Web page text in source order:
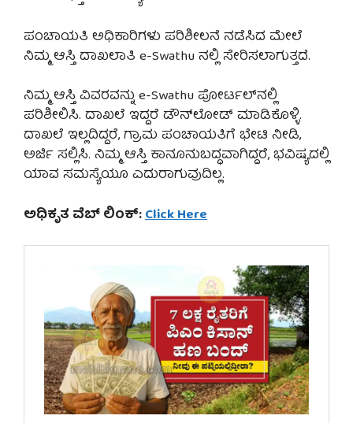
ಪಂಚಾಯತಿ ಅಧಿಕಾರಿಗಳು ಪರಿಶೀಲನೆ ನಡೆಸಿದ ಮೇಲೆ
ನಿಮ್ಮ ಆಸ್ತಿ ದಾಖಲಾತಿ e-Swathu ನಲ್ಲಿ ಸೇರಿಸಲಾಗುತ್ತದೆ.
ನಿಮ್ಮ ಆಸ್ತಿ ವಿವರವನ್ನು e-Swathu ಪೋರ್ಟಲ್‌ನಲ್ಲಿ
ಪರಿಶೀಲಿಸಿ. ದಾಖಲೆ ಇದ್ದರೆ ಡೌನ್‌ಲೋಡ್ ಮಾಡಿಕೊಳ್ಳಿ.
ದಾಖಲೆ ಇಲ್ಲದಿದ್ದರೆ, ಗ್ರಾಮ ಪಂಚಾಯತಿಗೆ ಭೇಟಿ ನೀಡಿ,
ಅರ್ಜಿ ಸಲ್ಲಿಸಿ. ನಿಮ್ಮ ಆಸ್ತಿ ಕಾನೂನುಬದ್ಧವಾಗಿದ್ದರೆ, ಭವಿಷ್ಯದಲ್ಲಿ
ಯಾವ ಸಮಸ್ಯೆಯೂ ಎದುರಾಗುವುದಿಲ್ಲ.
ಅಧಿಕೃತ ವೆಬ್ ಲಿಂಕ್:Click Here